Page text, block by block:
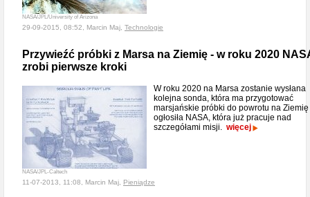
NASA/JPL/University of Arizona
29-09-2015, 08:52, Marcin Maj, Technologie
Przywieźć próbki z Marsa na Ziemię - w roku 2020
zrobi pierwsze kroki
NASA/JPL-Caltech
W roku 2020 na Marsa zostanie wysłana
kolejna sonda, która ma przygotować
marsjańskie próbki do powrotu na Ziemię
ogłosiła NASA, która już pracuje nad
szczegółami misji. więcej
11-07-2013, 11:08, Marcin Maj, Pieniądze